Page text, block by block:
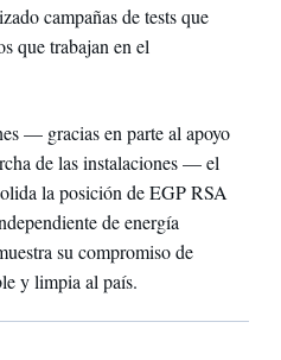
campañas de tests que
que trabajan en el
— gracias en parte al apoyo
de las instalaciones — el
la posición de EGP RSA
de energía
su compromiso de
y limpia al país.